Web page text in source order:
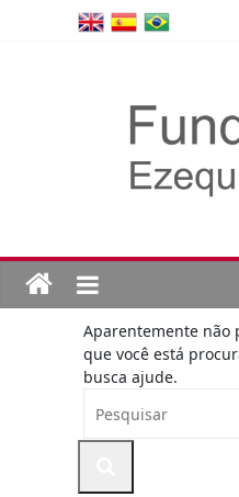
Aparentemente não
que você está
busca ajude.